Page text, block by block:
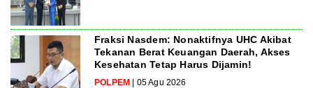
Fraksi Nasdem: Nonaktifnya UHC Akibat
Tekanan Berat Keuangan Daerah, Akses
Kesehatan Tetap Harus Dijamin!
POLPEM | 05 Agu 2026